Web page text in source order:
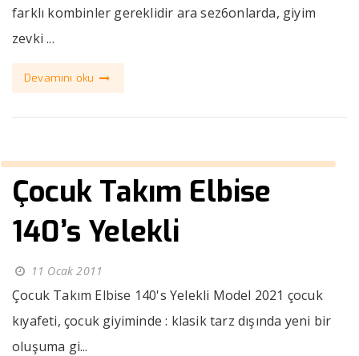
farklı kombinler gereklidir ara sez6onlarda, giyim
zevki ...
Devamını oku
Çocuk Takım Elbise
140’s Yelekli
11 Ocak 2011
Çocuk Takım Elbise 140's Yelekli Model 2021 çocuk
kıyafeti, çocuk giyiminde : klasik tarz dışında yeni bir
oluşuma gi...